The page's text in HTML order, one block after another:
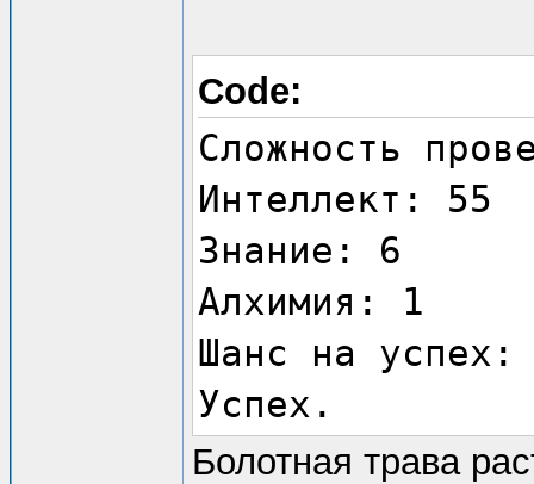
Code:
Сложность
Интеллект: 55
Знание: 6
Алхимия: 1
Шанс на успех:
Успех.
Болотная трава